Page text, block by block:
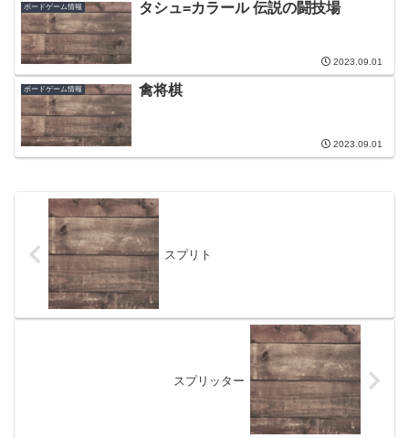
ボードゲーム情報 タシュ=カラール 伝説の闘技場
2023.09.01
ボードゲーム情報 禽将棋
2023.09.01
スプリト
スプリッター